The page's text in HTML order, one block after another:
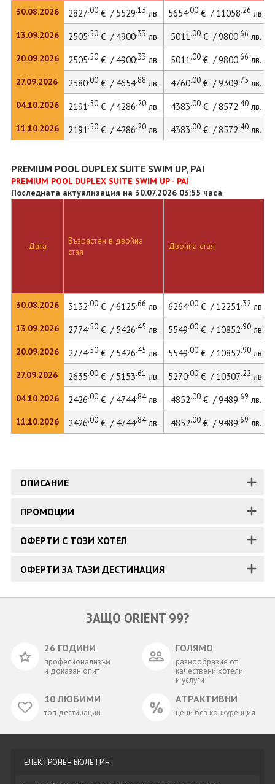
30.08.2026
13.09.2026
20.09.2026
27.09.2026
04.10.2026
11.10.2026
2827.00€ / 5529.13 лв. 5654.00€ / 11058.26 лв.
2505.50€ / 4900.33 лв. 5011.00€ / 9800.66 лв.
2505.50€ / 4900.33 лв. 5011.00€ / 9800.66 лв.
2380.00€ / 4654.88 лв. 4760.00€ / 9309.75 лв.
2191.50€ / 4286.20лв. 4383.00€ / 8572.40лв.
2191.50€ / 4286.20лв. 4383.00€ / 8572.40лв.
PREMIUM POOL DUPLEX SUITE SWIM UP, PAI
PREMIUM POOL DUPLEX SUITE SWIM UP - PAI
Последната актуализация на 30.07.2026 03:55 часа
Дата
30.08.2026
13.09.2026
20.09.2026
27.09.2026
04.10.2026
11.10.2026
Възрастен в двойна
стая
Двойна стая
3132.00€ / 6125.66 лв. 6264.00€ / 12251.32 лв.
2774.50€ / 5426.45 лв. 5549.00€ / 10852.90лв.
2774.50€ / 5426.45 лв. 5549.00€ / 10852.90лв.
2635.00€ / 5153.61 лв. 5270.00€ / 10307.22 лв.
2426.00€ / 4744.84лв. 4852.00€ / 9489.69 лв.
2426.00€ / 4744.84лв. 4852.00€ / 9489.69 лв.
ОПИСАНИЕ
ПРОМОЦИИ
ОФЕРТИ С ТОЗИ ХОТЕЛ
ОФЕРТИ ЗА ТАЗИ ДЕСТИНАЦИЯ
ЗАЩО ORIENT 99?
26 ГОДИНИ
професионализъм
и доказан опит
ГОЛЯМО
разнообразие от
качествени хотели
и услуги
10 ЛЮБИМИ
топ дестинации
АТРАКТИВНИ
цени без конкуренция
ЕЛЕКТРОНЕН БЮЛЕТИН